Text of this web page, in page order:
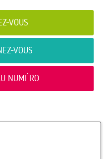
VOUS
VOUS
NUMÉRO